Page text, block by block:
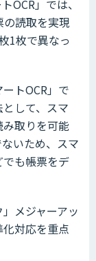
OCR」では、
読取を実現
1枚で異なっ
トOCR」で
して、スマ
取りを可能
いため、スマ
も帳票をデ
メジャーアッ
対応を重点